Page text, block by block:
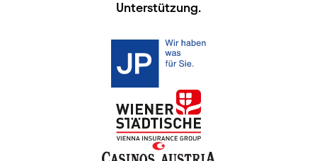
Unterstützung.